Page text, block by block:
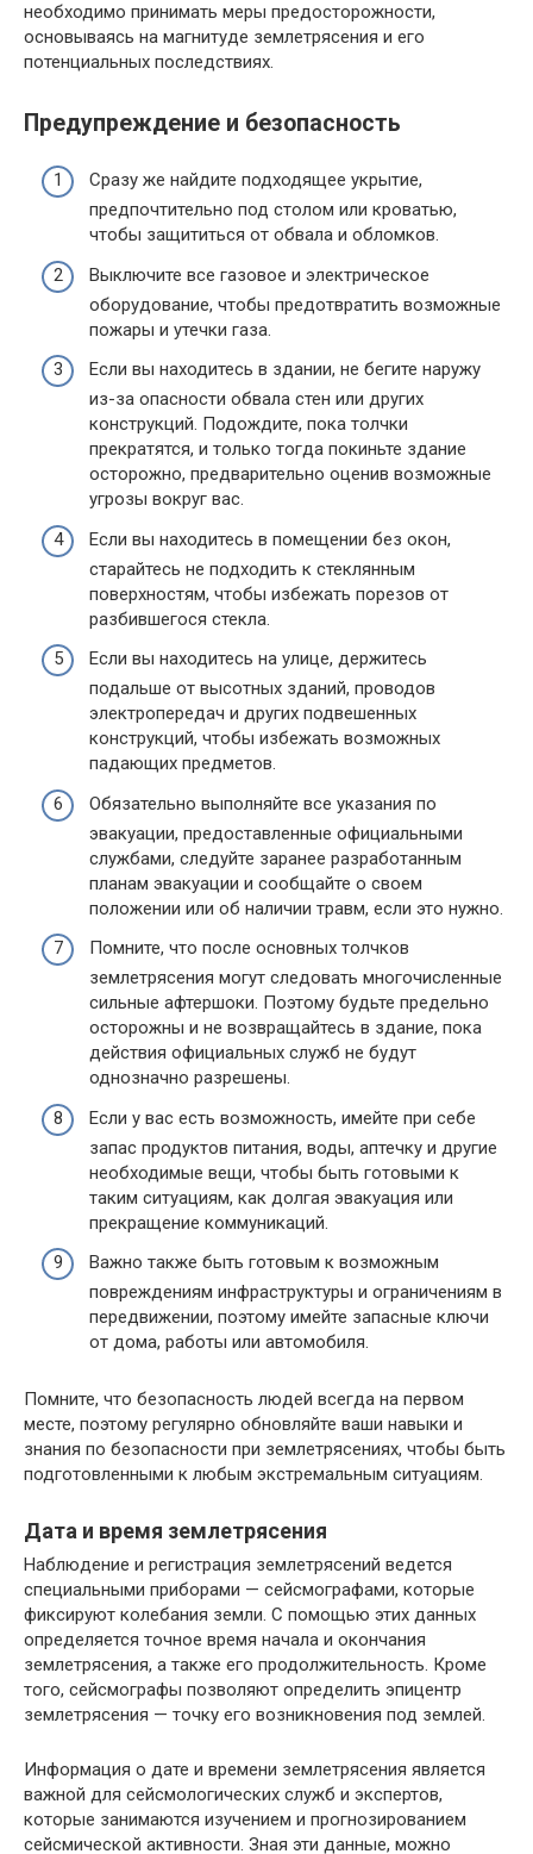
необходимо принимать меры предосторожности,
основываясь на магнитуде землетрясения и его
потенциальных последствиях.
Предупреждение и безопасность
Сразу же найдите подходящее укрытие,
предпочтительно под столом или кроватью,
чтобы защититься от обвала и обломков.
Выключите все газовое и электрическое
оборудование, чтобы предотвратить возможные
пожары и утечки газа.
Если вы находитесь в здании, не бегите наружу
из-за опасности обвала стен или других
конструкций. Подождите, пока толчки
прекратятся, и только тогда покиньте здание
осторожно, предварительно оценив возможные
угрозы вокруг вас.
Если вы находитесь в помещении без окон,
старайтесь не подходить к стеклянным
поверхностям, чтобы избежать порезов от
разбившегося стекла.
Если вы находитесь на улице, держитесь
подальше от высотных зданий, проводов
электропередач и других подвешенных
конструкций, чтобы избежать возможных
падающих предметов.
Обязательно выполняйте все указания по
эвакуации, предоставленные официальными
службами, следуйте заранее разработанным
планам эвакуации и сообщайте о своем
положении или об наличии травм, если это нужно.
Помните, что после основных толчков
землетрясения могут следовать многочисленные
сильные афтершоки. Поэтому будьте предельно
осторожны и не возвращайтесь в здание, пока
действия официальных служб не будут
однозначно разрешены.
Если у вас есть возможность, имейте при себе
запас продуктов питания, воды, аптечку и другие
необходимые вещи, чтобы быть готовыми к
таким ситуациям, как долгая эвакуация или
прекращение коммуникаций.
Важно также быть готовым к возможным
повреждениям инфраструктуры и ограничениям в
передвижении, поэтому имейте запасные ключи
от дома, работы или автомобиля.
Помните, что безопасность людей всегда на первом
месте, поэтому регулярно обновляйте ваши навыки и
знания по безопасности при землетрясениях, чтобы быть
подготовленными к любым экстремальным ситуациям.
Дата и время землетрясения
Наблюдение и регистрация землетрясений ведется
специальными приборами — сейсмографами, которые
фиксируют колебания земли. С помощью этих данных
определяется точное время начала и окончания
землетрясения, а также его продолжительность. Кроме
того, сейсмографы позволяют определить эпицентр
землетрясения — точку его возникновения под землей.
Информация о дате и времени землетрясения является
важной для сейсмологических служб и экспертов,
которые занимаются изучением и прогнозированием
сейсмической активности. Зная эти данные, можно